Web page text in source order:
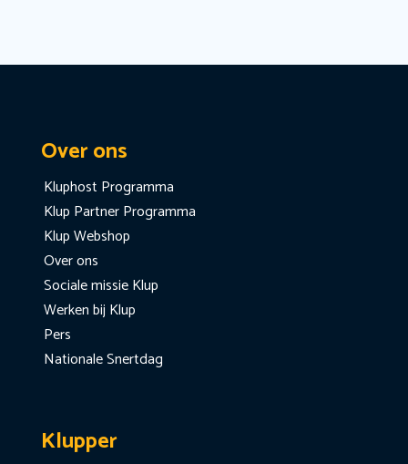
Over ons
Kluphost Programma
Klup Partner Programma
Klup Webshop
Over ons
Sociale missie Klup
Werken bij Klup
Pers
Nationale Snertdag
Klupper